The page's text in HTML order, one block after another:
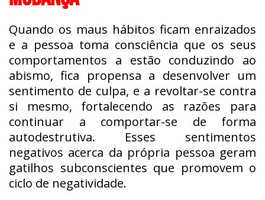
Quando os maus hábitos ficam enraizados
e a pessoa toma consciência que os seus
comportamentos a estão conduzindo ao
abismo, fica propensa a desenvolver um
sentimento de culpa, e a revoltar-se contra
si mesmo, fortalecendo as razões para
continuar a comportar-se de forma
autodestrutiva. Esses sentimentos
negativos acerca da própria pessoa geram
gatilhos subconscientes que promovem o
ciclo de negatividade.